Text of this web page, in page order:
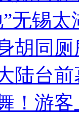
无锡
胡同
陆台
！游客